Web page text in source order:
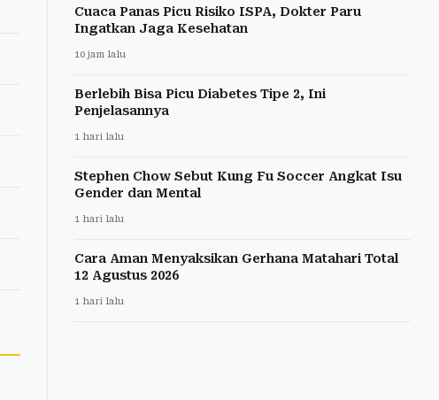
Cuaca Panas Picu Risiko ISPA, Dokter Paru
Ingatkan Jaga Kesehatan
10 jam lalu
Berlebih Bisa Picu Diabetes Tipe 2, Ini
Penjelasannya
1 hari lalu
Stephen Chow Sebut Kung Fu Soccer Angkat Isu
Gender dan Mental
1 hari lalu
Cara Aman Menyaksikan Gerhana Matahari Total
12 Agustus 2026
1 hari lalu